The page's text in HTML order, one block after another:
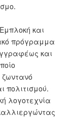
και
πρόγραμμα
και
πολιτισμού.
λογοτεχνία